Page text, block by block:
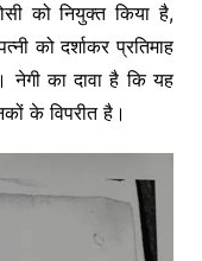
को नियुक्त किया है,
को दर्शाकर प्रतिमाह
नेगी का दावा है कि यह
के विपरीत है।